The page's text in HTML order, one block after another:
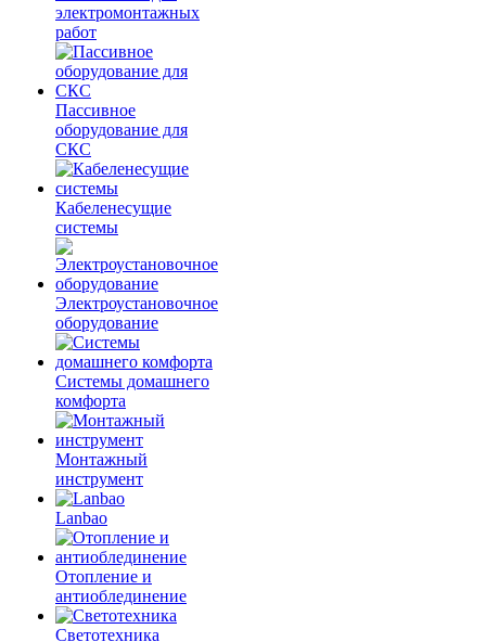
электромонтажных
работ
Пассивное
оборудование для
СКС
Кабеленесущие
системы
Электроустановочное
оборудование
Системы домашнего
комфорта
Монтажный
инструмент
Lanbao
Отопление и
антиоблединение
Светотехника